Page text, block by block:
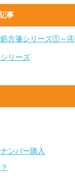
事
処方箋シリーズ①～④
リーズ
ンバー購入